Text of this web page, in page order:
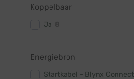
Koppelbaar
Ja
Energiebron
Startkabel - Blynx Connect